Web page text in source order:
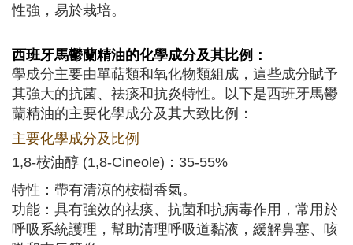
性強，易於栽培。
西班牙馬鬱蘭精油的化學成分及其比例：
學成分主要由單萜類和氧化物類組成，這些成分賦予
其強大的抗菌、祛痰和抗炎特性。以下是西班牙馬鬱
蘭精油的主要化學成分及其大致比例：
主要化學成分及比例
1,8-桉油醇 (1,8-Cineole)：35-55%
特性：帶有清涼的桉樹香氣。
功能：具有強效的祛痰、抗菌和抗病毒作用，常用於
呼吸系統護理，幫助清理呼吸道黏液，緩解鼻塞、咳